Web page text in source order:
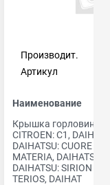
Производит.
Артикул
Наименование
Крышка горловины
CITROEN: C1,
DAIHATSU: CUORE
MATERIA, DAIHATSU:
DAIHATSU: SIRION
TERIOS, DAIHAT